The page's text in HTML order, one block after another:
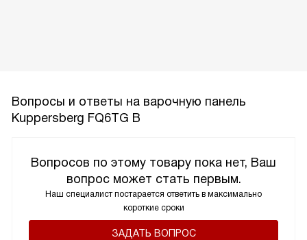
Вопросы и ответы на варочную панель
Kuppersberg FQ6TG B
Вопросов по этому товару пока нет, Ваш
вопрос может стать первым.
Наш специалист постарается ответить в максимально
короткие сроки
ЗАДАТЬ ВОПРОС